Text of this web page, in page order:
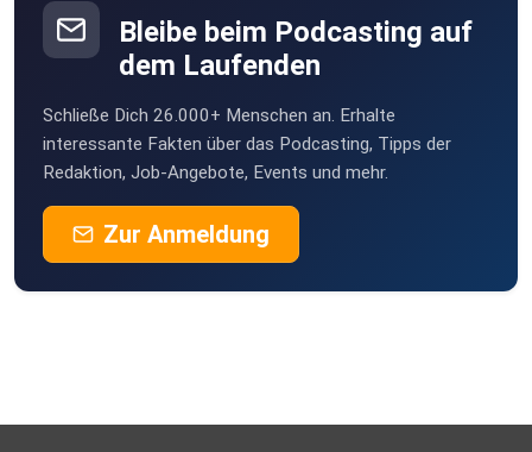
Bleibe beim Podcasting auf
dem Laufenden
Schließe Dich 26.000+ Menschen an. Erhalte
interessante Fakten über das Podcasting, Tipps der
Redaktion, Job-Angebote, Events und mehr.
Zur Anmeldung